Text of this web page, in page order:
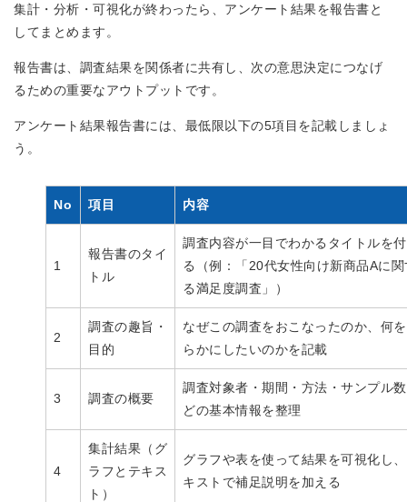
集計・分析・可視化が終わったら、アンケート結果を報告書と
してまとめます。
報告書は、調査結果を関係者に共有し、次の意思決定につなげ
るための重要なアウトプットです。
アンケート結果報告書には、最低限以下の5項目を記載しましょ
う。
No 項目 内容
1
報告書のタイ
トル
調査内容が一目でわかるタイトルを
る（例：「20代女性向け新商品Aに関
る満足度調査」）
2
調査の趣旨・
目的
なぜこの調査をおこなったのか、何
らかにしたいのかを記載
3 調査の概要
調査対象者・期間・方法・サンプル
どの基本情報を整理
4
集計結果（グ
ラフとテキス
ト）
グラフや表を使って結果を可視化し
キストで補足説明を加える